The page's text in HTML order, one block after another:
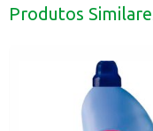
Produtos